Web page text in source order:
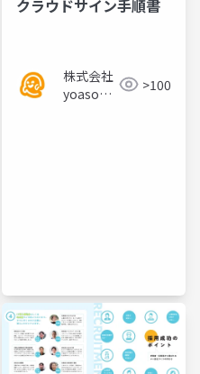
クラウドサイン手順書
株式会社
yoasobi
>100